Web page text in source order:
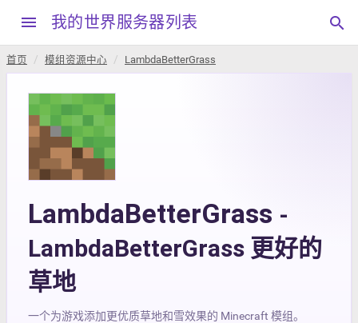
menu 我的世界服务器列表 search
首页 模组资源中心 LambdaBetterGrass
LambdaBetterGrass -
LambdaBetterGrass 更好的
草地
一个为游戏添加更优质草地和雪效果的 Minecraft 模组。